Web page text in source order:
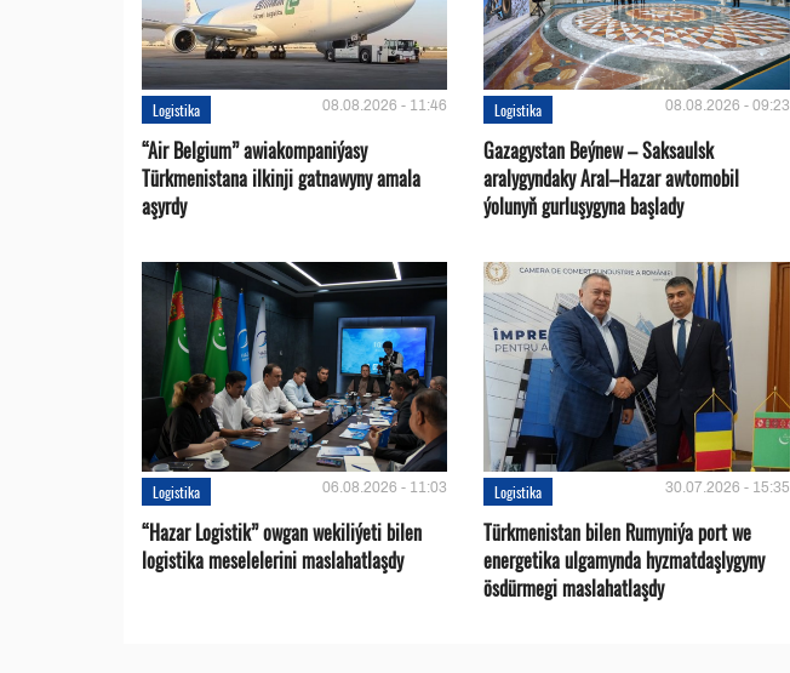
Logistika 08.08.2026 - 11:46
“Air Belgium” awiakompaniýasy
Türkmenistana ilkinji gatnawyny amala
aşyrdy
Logistika 08.08.2026 - 09:23
Gazagystan Beýnew – Saksaulsk
aralygyndaky Aral–Hazar awtomobil
ýolunyň gurluşygyna başlady
Logistika 06.08.2026 - 11:03
“Hazar Logistik” owgan wekiliýeti bilen
logistika meselelerini maslahatlaşdy
Logistika 30.07.2026 - 15:35
Türkmenistan bilen Rumyniýa port we
energetika ulgamynda hyzmatdaşlygyny
ösdürmegi maslahatlaşdy